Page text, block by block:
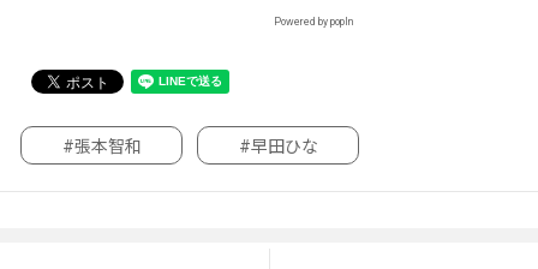
Powered by popIn
#張本智和 #早田ひな